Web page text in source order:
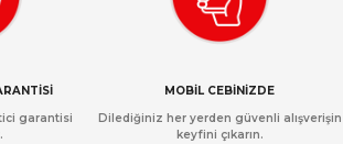
garantisi
MOBİL CEBİNİZDE
Dilediğiniz her yerden güvenli alışverişin
keyfini çıkarın.